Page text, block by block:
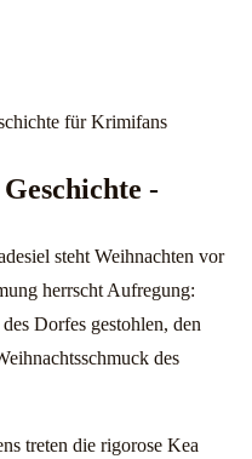
für Krimifans
-
steht Weihnachten vor
herrscht Aufregung:
Dorfes gestohlen, den
des
treten die rigorose Kea